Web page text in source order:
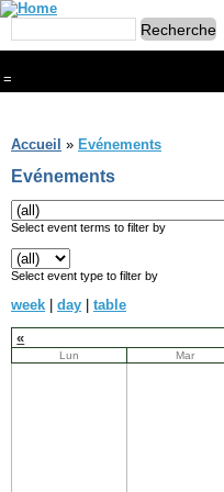
=
Branches
CONTACT
Ski ALPIN
Triathlon
Ski Nordique
Courses à pieds
Athlétisme
Slalom In-Line
Caisse à savon
Coupe "Journal La Gruyère"
Accueil » Evénements
Evénements
Select event terms to filter by
Select event type to filter by
week day
table
«
Lun Mar